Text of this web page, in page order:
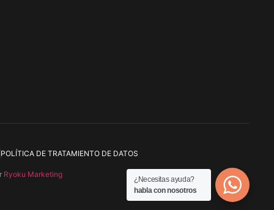
POLÍTICA DE TRATAMIENTO DE DATOS
Ryoku Marketing
¿Necesitas ayuda?
habla con nosotros